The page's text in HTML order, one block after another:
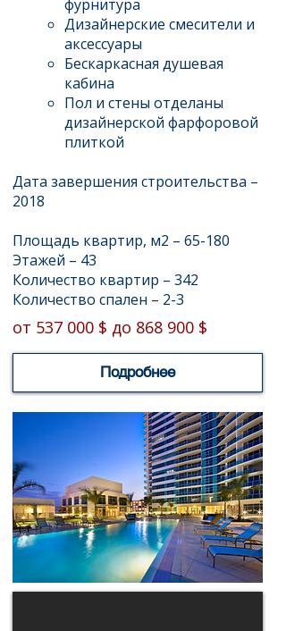
фурнитура
Дизайнерские смесители и
аксессуары
Бескаркасная душевая
кабина
Пол и стены отделаны
дизайнерской фарфоровой
плиткой
Дата завершения строительства –
2018
Площадь квартир, м2 – 65-180
Этажей – 43
Количество квартир – 342
Количество спален – 2-3
от 537 000 $ до 868 900 $
Подробнее